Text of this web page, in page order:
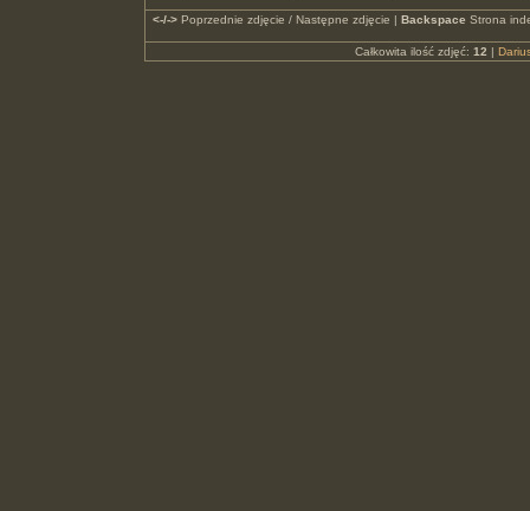
<-/->Poprzednie zdjęcie / Następne zdjęcie | Backspace Strona
Całkowita ilość zdjęć: 12 |